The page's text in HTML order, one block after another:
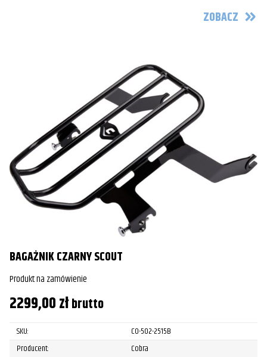
ZOBACZ
BAGAŻNIK CZARNY SCOUT
Produkt na zamówienie
2299,00złbrutto
SKU:
CO-502-2515B
Producent:
Cobra